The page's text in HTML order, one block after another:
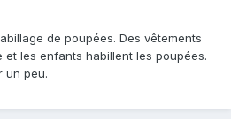
de poupées. Des vêtements
les enfants habillent les poupées.
un peu.